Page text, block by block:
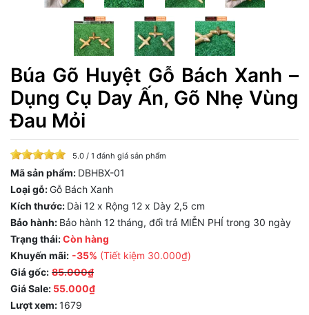
Búa Gõ Huyệt Gỗ Bách Xanh –
Dụng Cụ Day Ấn, Gõ Nhẹ Vùng
Đau Mỏi
5.0 / 1 đánh giá sản phẩm
Mã sản phẩm: DBHBX-01
Loại gỗ:Gỗ Bách Xanh
Kích thước: Dài 12 x Rộng 12 x Dày 2,5 cm
Bảo hành: Bảo hành 12 tháng, đổi trả MIỄN PHÍ trong 30 ngày
Trạng thái:Còn hàng
Khuyến mãi: -35% (Tiết kiệm 30.000₫)
Giá gốc: 85.000₫
Giá Sale: 55.000₫
Lượt xem:1679